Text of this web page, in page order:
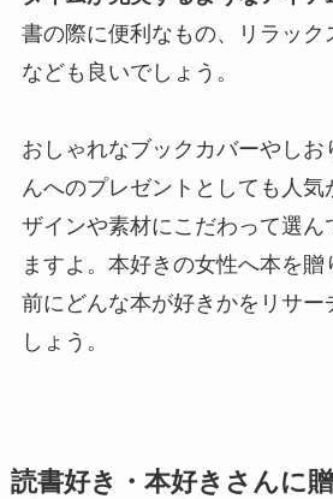
書の際に便利なもの、リラック
なども良いでしょう。
おしゃれなブックカバーやしお
んへのプレゼントとしても人
ザインや素材にこだわって選ん
ますよ。本好きの女性へ本を
前にどんな本が好きかをリサー
しょう。
読書好き・本好きさんに